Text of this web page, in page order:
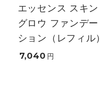
エッセンス スキン
グロウ ファンデー
ション（レフィル）
7,040 円